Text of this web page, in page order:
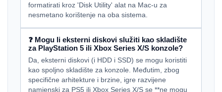
formatirati kroz 'Disk Utility' alat na Mac-u za
nesmetano korištenje na oba sistema.
❓ Mogu li eksterni diskovi služiti kao skladište
za PlayStation 5 ili Xbox Series X/S konzole?
Da, eksterni diskovi (i HDD i SSD) se mogu koristiti
kao spoljno skladište za konzole. Međutim, zbog
specifične arhitekture i brzine, igre razvijene
namjenski za PS5 ili Xbox Series X/S se **ne mogu